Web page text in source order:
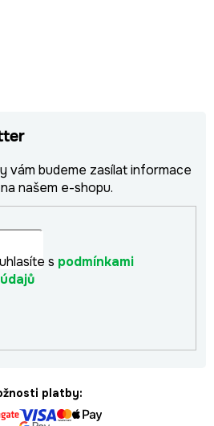
vám budeme zasílat informace
našem e-shopu.
s podmínkami
platby: